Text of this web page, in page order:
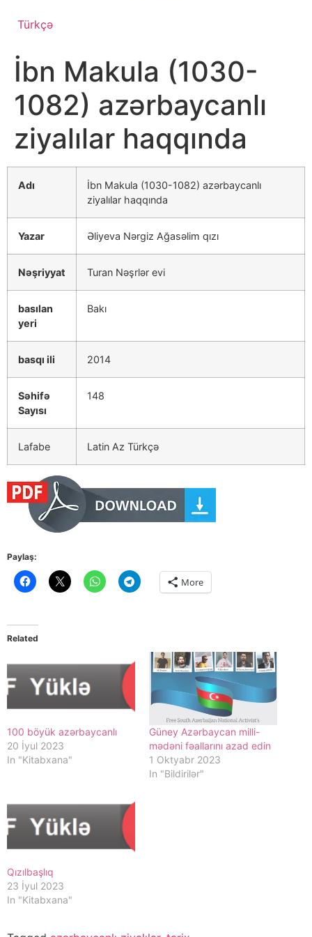
Türkçə
İbn Makula (1030-
1082) azərbaycanlı
ziyalılar haqqında
Adı
İbn Makula (1030-1082) azərbaycanlı
ziyalılar haqqında
Yazar Əliyeva Nərgiz Ağasəlim qızı
Nəşriyyat Turan Nəşrlər evi
basılan
yeri
Bakı
basqı ili 2014
Səhifə
Sayısı
148
Lafabe Latin Az Türkçə
Paylaş:
More
Related
100 böyük azərbaycanlı
20 İyul 2023
In "Kitabxana"
Güney Azərbaycan milli-
mədəni fəallarını azad edin
1 Oktyabr 2023
In "Bildirilər"
Qızılbaşlıq
23 İyul 2023
In "Kitabxana"